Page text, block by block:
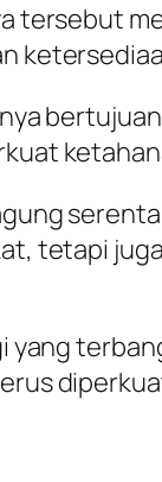
tersebut
tetapi
yang